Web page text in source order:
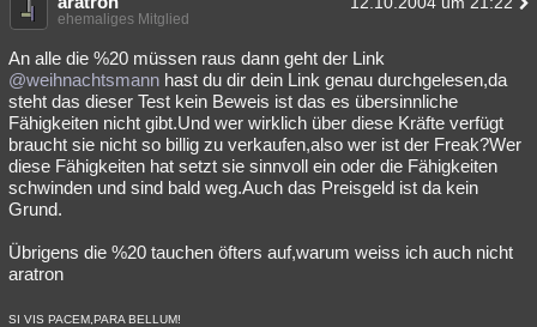
ehemaliges Mitglied
An alle die %20 müssen raus dann geht der Link
@weihnachtsmann hast du dir dein Link genau durchgelesen,da
steht das dieser Test kein Beweis ist das es übersinnliche
Fähigkeiten nicht gibt.Und wer wirklich über diese Kräfte verfügt
braucht sie nicht so billig zu verkaufen,also wer ist der Freak?Wer
diese Fähigkeiten hat setzt sie sinnvoll ein oder die Fähigkeiten
schwinden und sind bald weg.Auch das Preisgeld ist da kein
Grund.
Übrigens die %20 tauchen öfters auf,warum weiss ich auch nicht
aratron
SI VIS PACEM,PARA BELLUM!